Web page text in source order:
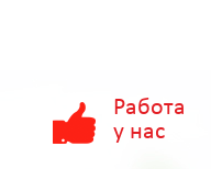
Работа
у нас